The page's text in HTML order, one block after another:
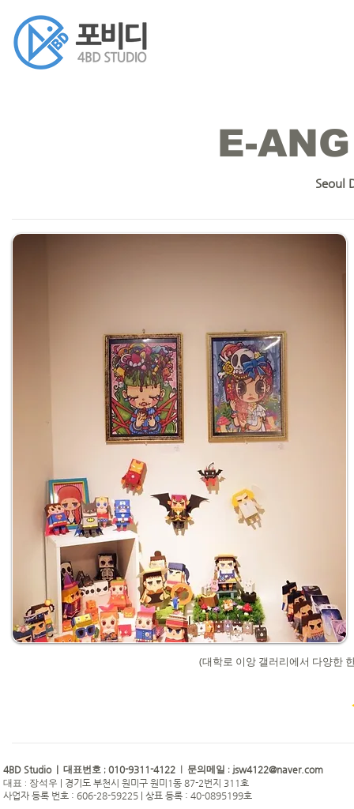
E-
Seoul
(대학로 이앙 갤러리에서 다양한
4BD Studio | 대표번호 ; 010-9311-4122 | 문의메일 : jsw4122@naver.com
대표 : 장석우
경기도 부천시 원미구 원미1동 87-2번지 311호
사업자 등록 번호 : 606-28-59225 | 상표 등록 : 40-0895199호